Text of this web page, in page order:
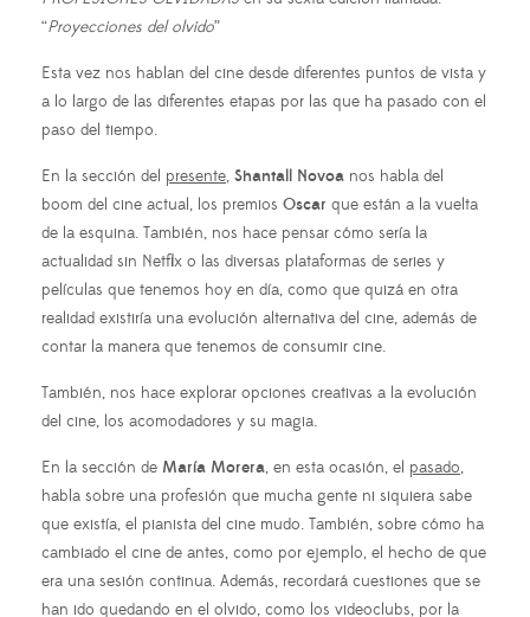
“Proyecciones del olvido”
Esta vez nos hablan del cine desde diferentes puntos de vista y
a lo largo de las diferentes etapas por las que ha pasado con el
paso del tiempo.
En la sección del presente, Shantall Novoa nos habla del
boom del cine actual, los premios Oscar que están a la vuelta
de la esquina. También, nos hace pensar cómo sería la
actualidad sin Netflix o las diversas plataformas de series y
películas que tenemos hoy en día, como que quizá en otra
realidad existiría una evolución alternativa del cine, además de
contar la manera que tenemos de consumir cine.
También, nos hace explorar opciones creativas a la evolución
del cine, los acomodadores y su magia.
En la sección de María Morera, en esta ocasión, el pasado,
habla sobre una profesión que mucha gente ni siquiera sabe
que existía, el pianista del cine mudo. También, sobre cómo ha
cambiado el cine de antes, como por ejemplo, el hecho de que
era una sesión continua. Además, recordará cuestiones que se
han ido quedando en el olvido, como los videoclubs, por la